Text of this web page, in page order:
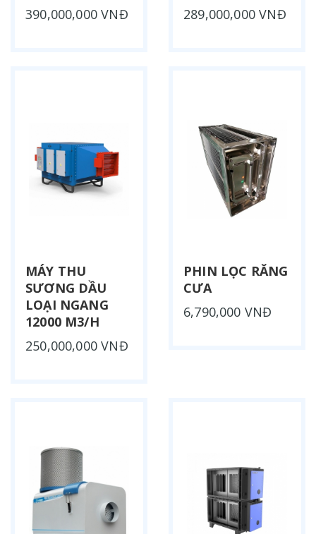
390,000,000 VNĐ
289,000,000 VNĐ
MÁY THU
SƯƠNG DẦU
LOẠI NGANG
12000 M3/H
250,000,000 VNĐ
PHIN LỌC RĂNG
CƯA
6,790,000 VNĐ